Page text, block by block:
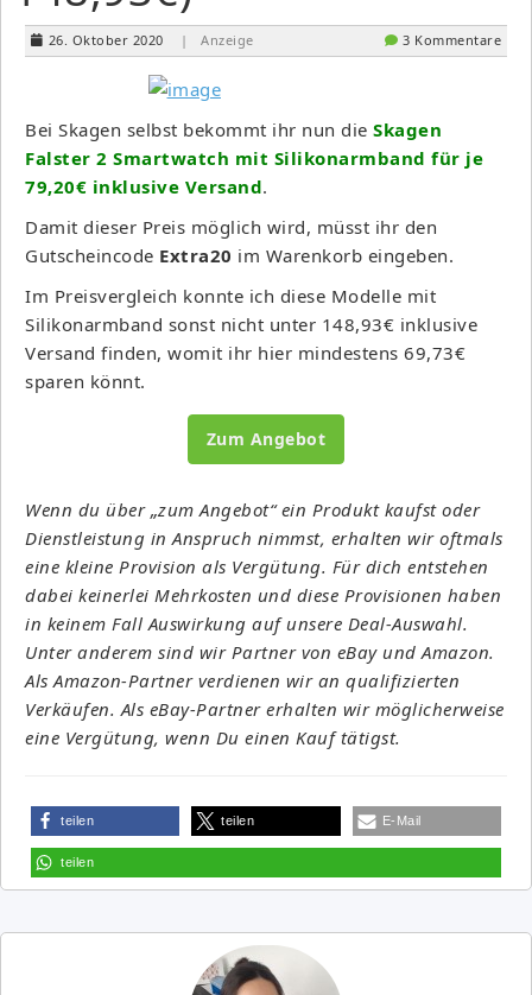
26. Oktober 2020 | Anzeige 3 Kommentare
Bei Skagen selbst bekommt ihr nun die Skagen
Falster 2 Smartwatch mit Silikonarmband für je
79,20€ inklusive Versand.
Damit dieser Preis möglich wird, müsst ihr den
Gutscheincode Extra20 im Warenkorb eingeben.
Im Preisvergleich konnte ich diese Modelle mit
Silikonarmband sonst nicht unter 148,93€ inklusive
Versand finden, womit ihr hier mindestens 69,73€
sparen könnt.
Zum Angebot
Wenn du über „zum Angebot“ ein Produkt kaufst oder
Dienstleistung in Anspruch nimmst, erhalten wir oftmals
eine kleine Provision als Vergütung. Für dich entstehen
dabei keinerlei Mehrkosten und diese Provisionen haben
in keinem Fall Auswirkung auf unsere Deal-Auswahl.
Unter anderem sind wir Partner von eBay und Amazon.
Als Amazon-Partner verdienen wir an qualifizierten
Verkäufen. Als eBay-Partner erhalten wir möglicherweise
eine Vergütung, wenn Du einen Kauf tätigst.
teilen teilen E-Mail
teilen